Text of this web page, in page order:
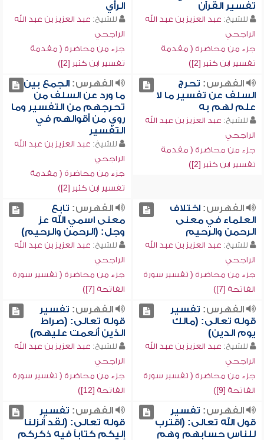
تفسير القرآن
للشيخ: عبد العزيز بن عبد الله
الراجحي
جزء من محاضرة ( مقدمة
تفسير ابن كثير [2])
الرأي
للشيخ: عبد العزيز بن عبد الله
الراجحي
جزء من محاضرة ( مقدمة
تفسير ابن كثير [2])
الفهرس: تحرج
السلف عن تفسير ما لا
علم لهم به
للشيخ: عبد العزيز بن عبد الله
الراجحي
جزء من محاضرة ( مقدمة
تفسير ابن كثير [2])
الفهرس:الجمع بين
ما ورد عن السلف من
تحرجهم من التفسير وما
روي من أقوالهم في
التفسير
للشيخ: عبد العزيز بن عبد الله
الراجحي
جزء من محاضرة ( مقدمة
تفسير ابن كثير [2])
الفهرس:اختلاف
العلماء في معنى
الرحمن والرحيم
للشيخ: عبد العزيز بن عبد الله
الراجحي
جزء من محاضرة ( تفسير سورة
الفاتحة [7])
الفهرس: تابع
معنى اسمي الله عز
وجل: (الرحمن والرحيم)
للشيخ: عبد العزيز بن عبد الله
الراجحي
جزء من محاضرة ( تفسير سورة
الفاتحة [7])
الفهرس: تفسير
قوله تعالى: (مالك
يوم الدين)
للشيخ: عبد العزيز بن عبد الله
الراجحي
جزء من محاضرة ( تفسير سورة
الفاتحة [9])
الفهرس: تفسير
قوله تعالى: (صراط
الذين أنعمت عليهم)
للشيخ: عبد العزيز بن عبد الله
الراجحي
جزء من محاضرة ( تفسير سورة
الفاتحة [12])
الفهرس: تفسير
قول الله تعالى: (اقترب
للناس حسابهم وهم
الفهرس: تفسير
قوله تعالى: (لقد أنزلنا
إليكم كتاباً فيه ذكركم